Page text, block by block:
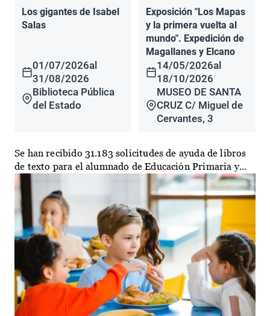
Los gigantes de Isabel
Salas
01/07/2026al
31/08/2026
Biblioteca Pública
del Estado
Exposición "Los Mapas
y la primera vuelta al
mundo". Expedición de
Magallanes y Elcano
14/05/2026al
18/10/2026
MUSEO DE SANTA
CRUZ C/ Miguel de
Cervantes, 3
Se han recibido 31.183 solicitudes de ayuda de libros
de texto para el alumnado de Educación Primaria y...